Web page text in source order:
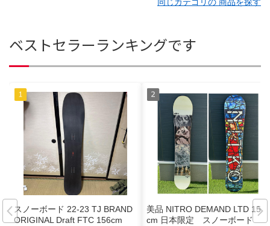
ベストセラーランキングです
スノーボード 22-23 TJ BRAND
ORIGINAL Draft FTC 156cm
美品 NITRO DEMAND LTD 152
cm 日本限定 スノーボード